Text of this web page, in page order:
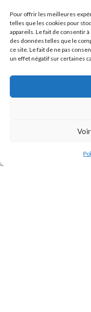
Pour offrir les meilleures
telles que les cookies pour
appareils. Le fait de consentir
des données telles que le
ce site. Le fait de ne pas
un effet négatif sur certaines
Message
Politique